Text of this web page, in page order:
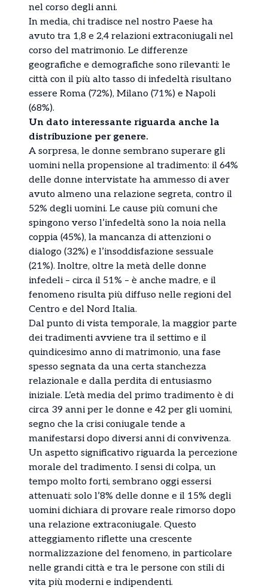
nel corso degli anni.
In media, chi tradisce nel nostro Paese ha
avuto tra 1,8 e 2,4 relazioni extraconiugali nel
corso del matrimonio. Le differenze
geografiche e demografiche sono rilevanti: le
città con il più alto tasso di infedeltà risultano
essere Roma (72%), Milano (71%) e Napoli
(68%).
Un dato interessante riguarda anche la
distribuzione per genere.
A sorpresa, le donne sembrano superare gli
uomini nella propensione al tradimento: il 64%
delle donne intervistate ha ammesso di aver
avuto almeno una relazione segreta, contro il
52% degli uomini. Le cause più comuni che
spingono verso l’infedeltà sono la noia nella
coppia (45%), la mancanza di attenzioni o
dialogo (32%) e l’insoddisfazione sessuale
(21%). Inoltre, oltre la metà delle donne
infedeli – circa il 51% – è anche madre, e il
fenomeno risulta più diffuso nelle regioni del
Centro e del Nord Italia.
Dal punto di vista temporale, la maggior parte
dei tradimenti avviene tra il settimo e il
quindicesimo anno di matrimonio, una fase
spesso segnata da una certa stanchezza
relazionale e dalla perdita di entusiasmo
iniziale. L’età media del primo tradimento è di
circa 39 anni per le donne e 42 per gli uomini,
segno che la crisi coniugale tende a
manifestarsi dopo diversi anni di convivenza.
Un aspetto significativo riguarda la percezione
morale del tradimento. I sensi di colpa, un
tempo molto forti, sembrano oggi essersi
attenuati: solo l’8% delle donne e il 15% degli
uomini dichiara di provare reale rimorso dopo
una relazione extraconiugale. Questo
atteggiamento riflette una crescente
normalizzazione del fenomeno, in particolare
nelle grandi città e tra le persone con stili di
vita più moderni e indipendenti.